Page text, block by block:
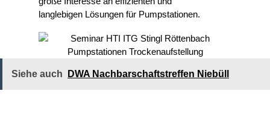
langlebigen Lösungen für Pumpstationen.
Siehe auch DWA Nachbarschaftstreffen Niebüll